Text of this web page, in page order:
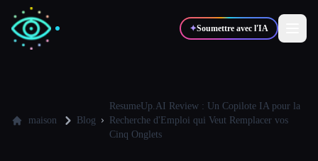
✦Soumettre avec l'IA
🎨Designers
maison Blog
ResumeUp.AI Review : Un Copilote IA pour la
Recherche d'Emploi qui Veut Remplacer vos
Cinq Onglets